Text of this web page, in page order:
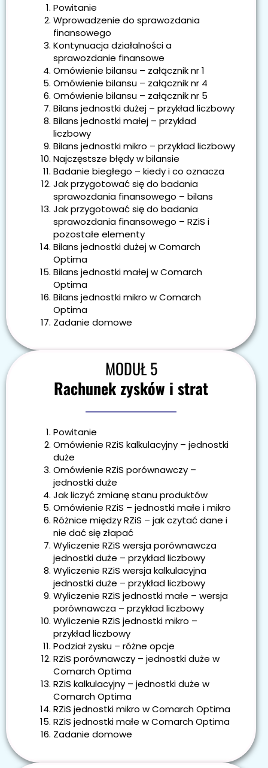
Powitanie
Wprowadzenie do sprawozdania
finansowego
Kontynuacja działalności a
sprawozdanie finansowe
Omówienie bilansu – załącznik nr 1
Omówienie bilansu – załącznik nr 4
Omówienie bilansu – załącznik nr 5
Bilans jednostki dużej – przykład liczbowy
Bilans jednostki małej – przykład
liczbowy
Bilans jednostki mikro – przykład liczbowy
Najczęstsze błędy w bilansie
Badanie biegłego – kiedy i co oznacza
Jak przygotować się do badania
sprawozdania finansowego – bilans
Jak przygotować się do badania
sprawozdania finansowego – RZiS i
pozostałe elementy
Bilans jednostki dużej w Comarch
Optima
Bilans jednostki małej w Comarch
Optima
Bilans jednostki mikro w Comarch
Optima
Zadanie domowe
MODUŁ 5
Rachunek zysków i strat
Powitanie
Omówienie RZiS kalkulacyjny – jednostki
duże
Omówienie RZiS porównawczy –
jednostki duże
Jak liczyć zmianę stanu produktów
Omówienie RZiS – jednostki małe i mikro
Różnice między RZiS – jak czytać dane i
nie dać się złapać
Wyliczenie RZiS wersja porównawcza
jednostki duże – przykład liczbowy
Wyliczenie RZiS wersja kalkulacyjna
jednostki duże – przykład liczbowy
Wyliczenie RZiS jednostki małe – wersja
porównawcza – przykład liczbowy
Wyliczenie RZiS jednostki mikro –
przykład liczbowy
Podział zysku – różne opcje
RZiS porównawczy – jednostki duże w
Comarch Optima
RZiS kalkulacyjny – jednostki duże w
Comarch Optima
RZiS jednostki mikro w Comarch Optima
RZiS jednostki małe w Comarch Optima
Zadanie domowe